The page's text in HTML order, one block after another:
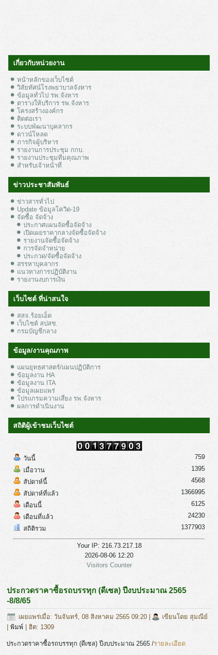
เกี่ยวกับหน่วยงาน
หน้าหลักของเว็บไซต์
วิสัยทัศน์โรงพยาบาลจังหาร
ข้อมูลทั่วไป รพ.จังหาร
ตารางให้บริการ รพ.จังหาร
โครงสร้างองค์กร
ติดต่อเรา
ระบบพัฒนาบุคลากร
ดาวน์โหลด
ภารกิจผู้บริหาร
รายงานการประชุม กกบ.
รายงานประชุมทีมคุณภาพ
สำหรับเจ้าหน้าที่
ข่าวประชาสัมพันธ์
ข่าวสารทั่วไป
Update ข้อมูลโควิด-19
จัดซื้อ จัดจ้าง
ประกาศแผนจัดซื้อจัดจ้าง
เปิดเผยราคากลางจัดซื้อจัดจ้าง
รายงานจัดซื้อจัดจ้าง
การจัดจำหน่าย
ประกวด/จัดซื้อจัดจ้าง
สรรหาบุคลากร
แนวทางการปฏิบัติงาน
รายงานงบการเงิน
เว็บไซต์ ที่น่าสนใจ
สสจ.ร้อยเอ็ด
เว็บไซต์ สปสช.
กรมบัญชีกลาง
ข้อมูล/งานคุณภาพ
แผนยุทธศาสตร์/แผนปฏิบัติการ
ข้อมูลงาน HA
ข้อมูลงาน ITA
ข้อมูลเผยแพร่
โปรแกรมความเสี่ยง รพ.จังหาร
ผลการดำเนินงาน
สถิติผู้เข้าชมเว็บไซต์
วันนี้
เมื่อวาน
สัปดาห์นี้
สัปดาห์ที่แล้ว
เดือนนี้
เดือนที่แล้ว
สถิติรวม
759
1395
4568
1366995
6125
24230
1377903
Your IP: 216.73.217.18
2026-08-06 12:20
Visitors Counter
ประกวดราคาซื้อรถบรรทุก (ดีเซล) ปีงบประมาณ 2565
-8/8/65
เผยแพร่เมื่อ: วันจันทร์, 08 สิงหาคม 2565 09:20 |
เขียนโดย สุมณีย์
|พิมพ์| ฮิต: 1309
ประกวดราคาซื้อรถบรรทุก (ดีเซล) ปีงบประมาณ 2565 /รายละเอียด